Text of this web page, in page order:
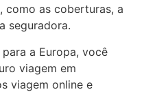
como as coberturas, a
seguradora.
a Europa, você
viagem em
viagem online e